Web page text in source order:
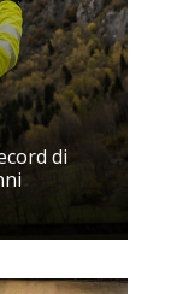
di